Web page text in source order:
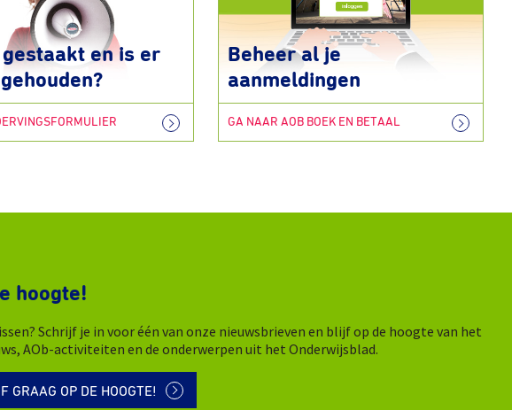
gestaakt en is er
Beheer al je
aanmeldingen
GA NAAR AOB BOEK EN BETAAL
hoogte!
Schrijf je in voor één van onze nieuwsbrieven en blijf op de hoogte van het
AOb-activiteiten en de onderwerpen uit het Onderwijsblad.
GRAAG OP DE HOOGTE!